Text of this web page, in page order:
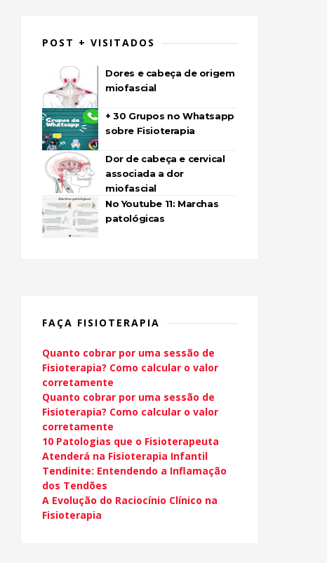
POST + VISITADOS
Dores e cabeça de origem
miofascial
+ 30 Grupos no Whatsapp
sobre Fisioterapia
Dor de cabeça e cervical
associada a dor
miofascial
No Youtube 11: Marchas
patológicas
FAÇA FISIOTERAPIA
Quanto cobrar por uma sessão de
Fisioterapia? Como calcular o valor
corretamente
Quanto cobrar por uma sessão de
Fisioterapia? Como calcular o valor
corretamente
10 Patologias que o Fisioterapeuta
Atenderá na Fisioterapia Infantil
Tendinite: Entendendo a Inflamação
dos Tendões
A Evolução do Raciocínio Clínico na
Fisioterapia